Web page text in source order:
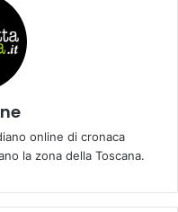
online di cronaca
la zona della Toscana.